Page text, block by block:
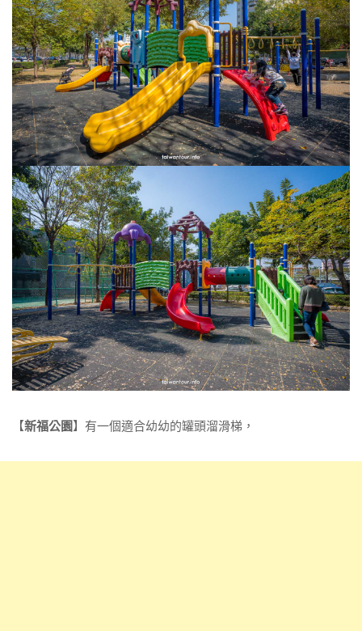
【新福公園】有一個適合幼幼的罐頭溜滑梯，